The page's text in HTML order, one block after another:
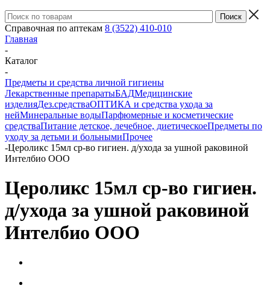
Справочная по аптекам 8 (3522) 410-010
Главная
-
Каталог
-
Предметы и средства личной гигиены
Лекарственные препаратыБАДМедицинские
изделияДез.средстваОПТИКА и средства ухода за
нейМинеральные водыПарфюмерные и косметические
средстваПитание детское, лечебное, диетическоеПредметы по
уходу за детьми и больнымиПрочее
-Цероликс 15мл ср-во гигиен. д/ухода за ушной раковиной
Интелбио ООО
Цероликс 15мл ср-во гигиен.
д/ухода за ушной раковиной
Интелбио ООО